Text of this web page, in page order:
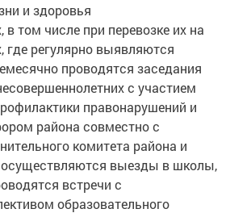
и здоровья
в том числе при перевозке их на
где регулярно выявляются
проводятся заседания
с участием
правонарушений и
района совместно с
комитета района и
осуществляются выезды в школы,
встречи с
образовательного